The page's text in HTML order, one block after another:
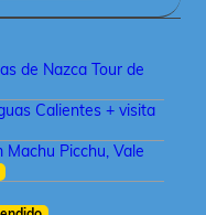
de Nazca Tour de
Calientes + visita
Machu Picchu, Vale